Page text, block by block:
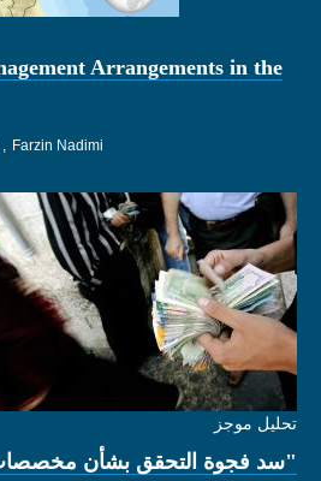
Arrangements in the
Farzin Nadimi
تحليل موجز
"سد فجوة التحقق بشأن مخصصات